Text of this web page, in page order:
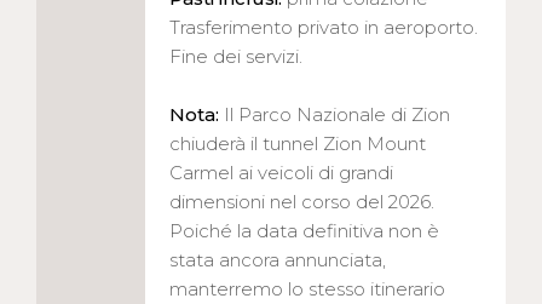
Trasferimento privato in aeroporto.
Fine dei servizi.
Nota: Il Parco Nazionale di Zion
chiuderà il tunnel Zion Mount
Carmel ai veicoli di grandi
dimensioni nel corso del 2026.
Poiché la data definitiva non è
stata ancora annunciata,
manterremo lo stesso itinerario